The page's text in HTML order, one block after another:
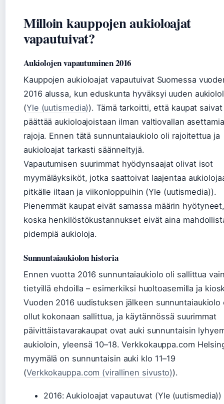
Milloin kauppojen aukioloajat
vapautuivat?
Aukiolojen vapautuminen 2016
Kauppojen aukioloajat vapautuivat Suomessa
2016 alussa, kun eduskunta hyväksyi uuden
(Yle (uutismedia)). Tämä tarkoitti, että kaupat
päättää aukioloajoistaan ilman valtiovallan asettamia
rajoja. Ennen tätä sunnuntaiaukiolo oli rajoitettua ja
aukioloajat tarkasti säänneltyjä.
Vapautumisen suurimmat hyödynsaajat olivat isot
myymäläyksiköt, jotka saattoivat laajentaa
pitkälle iltaan ja viikonloppuihin (Yle (uutismedia)).
Pienemmät kaupat eivät samassa määrin
koska henkilöstökustannukset eivät aina
pidempiä aukioloja.
Sunnuntaiaukiolon historia
Ennen vuotta 2016 sunnuntaiaukiolo oli sallittua
tietyillä ehdoilla – esimerkiksi huoltoasemilla ja
Vuoden 2016 uudistuksen jälkeen sunnuntaiaukiolo
ollut kokonaan sallittua, ja käytännössä suurimmat
päivittäistavarakaupat ovat auki sunnuntaisin
aukioloin, yleensä 10–18. Verkkokauppa.com
myymälä on sunnuntaisin auki klo 11–19
(Verkkokauppa.com (virallinen sivusto)).
2016: Aukioloajat vapautuvat (Yle (uutismedia))